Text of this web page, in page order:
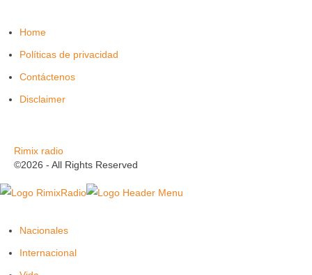
Home
Políticas de privacidad
Contáctenos
Disclaimer
Rimix radio
©2026 - All Rights Reserved
Nacionales
Internacional